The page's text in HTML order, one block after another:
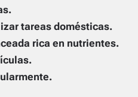
tareas domésticas.
rica en nutrientes.